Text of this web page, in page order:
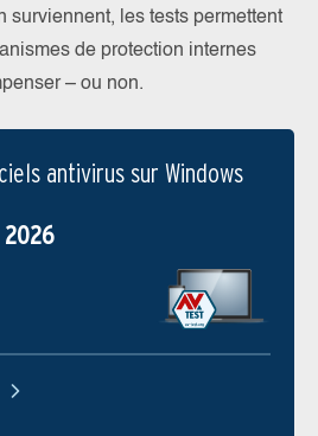
surviennent, les tests permettent
de protection internes
– ou non.
antivirus sur Windows
2026